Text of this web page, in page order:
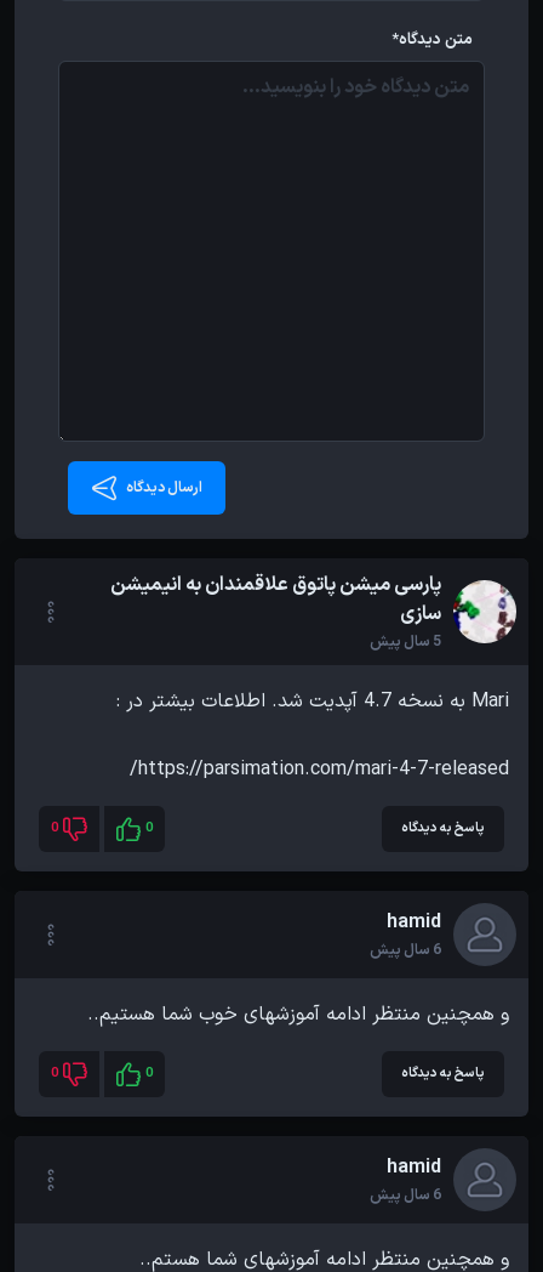
متن دیدگاه*
ارسال دیدگاه
پارسی میشن پاتوق علاقمندان به انیمیشن
سازی
5 سال پیش
https://parsimation.com/mari-4-7-released/
پاسخ به دیدگاه 0
0
hamid
6 سال پیش
و همچنین منتظر ادامه آموزشهای خوب شما هستیم..
پاسخ به دیدگاه 0
0
hamid
6 سال پیش
و همچنین منتظر ادامه آموزشهای شما هستم..